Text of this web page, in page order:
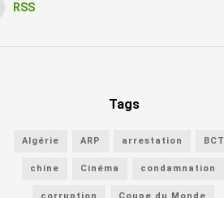
RSS
Tags
Algérie ARP arrestation BCT
chine Cinéma condamnation